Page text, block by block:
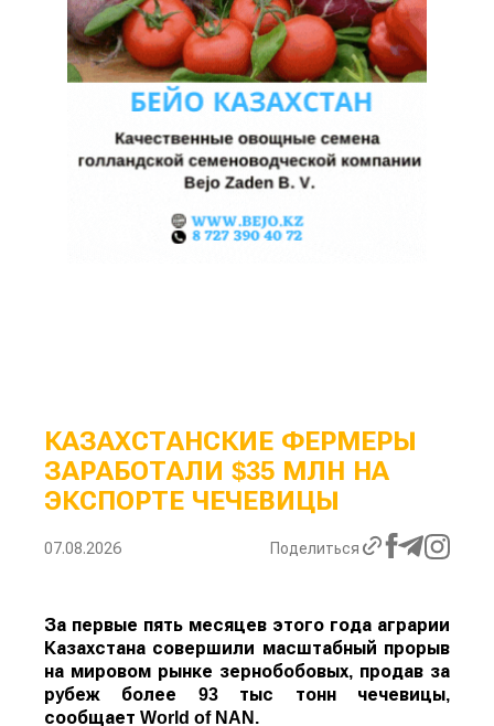
КАЗАХСТАНСКИЕ ФЕРМЕРЫ
ЗАРАБОТАЛИ $35 МЛН НА
ЭКСПОРТЕ ЧЕЧЕВИЦЫ
07.08.2026 Поделиться